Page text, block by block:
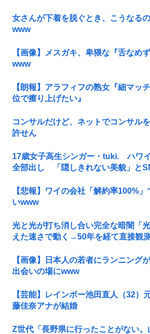
女さんが下着を脱ぐとき、こうなる
www
【画像】メスガキ、卑猥な『舌なめ
www
【朗報】アラフィフの熟女『細マッ
位で擦り上げたい』
コンサルだけど、ネットでコンサル
許せん
17歳女子高生シンガー・tuki. ハワ
全部出し 「隠しきれない美貌」と
【悲報】ワイの会社「解約率100%
いwww
光と光が打ち消し合い完全な暗闇「
えた速さで動く→50年を経て直接観
【画像】日本人の若者にランニング
出会いの場にwww
【芸能】レインボー池田直人（32）
藤佳奈アナが結婚
Z世代「長野県に行ったことがない。